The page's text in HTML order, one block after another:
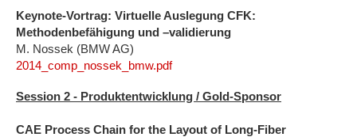
Keynote-Vortrag: Virtuelle Auslegung CFK:
Methodenbefähigung und –validierung
M. Nossek (BMW AG)
2014_comp_nossek_bmw.pdf
Session 2 - Produktentwicklung / Gold-Sponsor
CAE Process Chain for the Layout of Long-Fiber